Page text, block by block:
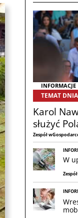
INFORMACJE
TEMAT DNIA
Karol
służyć
Zespół
W